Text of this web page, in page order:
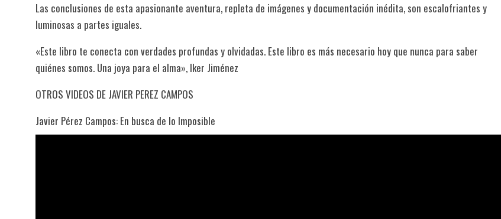
Las conclusiones de esta apasionante aventura, repleta de imágenes y documentación inédita, son escalofriantes y
luminosas a partes iguales.
«Este libro te conecta con verdades profundas y olvidadas. Este libro es más necesario hoy que nunca para saber
quiénes somos. Una joya para el alma», Iker Jiménez
OTROS VIDEOS DE JAVIER PEREZ CAMPOS
Javier Pérez Campos: En busca de lo Imposible